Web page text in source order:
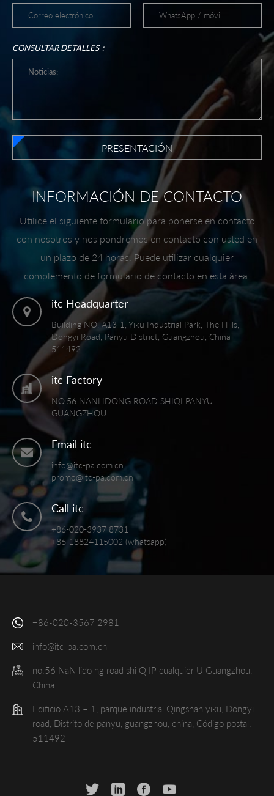
CONSULTAR DETALLES：
PRESENTACIÓN
INFORMACIÓN DE CONTACTO
Utilice el siguiente formulario para ponerse en contacto
con nosotros y nos pondremos en contacto con usted en
un plazo de 24 horas. Puede utilizar cualquier
complemento de formulario de contacto en esta área.
itc Headquarter
Building NO. A13-1, Yiku Industrial Park, The Hills,
Dongyi Road, Panyu District, Guangzhou, China
511492
itc Factory
NO.56 NANLIDONG ROAD SHIQI PANYU
GUANGZHOU
Email itc
info@itc-pa.com.cn
promo@itc-pa.com.cn
Call itc
+86-020-3937 8731
+86-18824115002 (whatsapp)
+86-020-3567 2981
info@itc-pa.com.cn
no.56 NaN lido ng road shi Q IP cualquier U Guangzhou,
China
Edificio A13 – 1, parque industrial Qingshan yiku, Dongyi
road, Distrito de panyu, guangzhou, china, Código postal:
511492